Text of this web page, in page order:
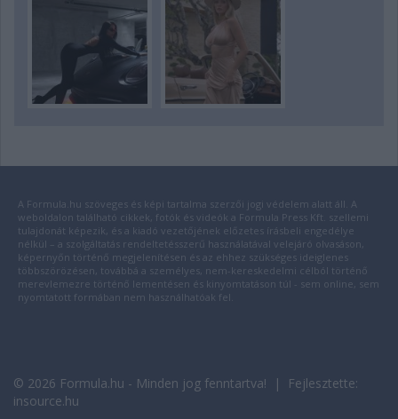
A Formula.hu szöveges és képi tartalma szerzői jogi védelem alatt áll. A
weboldalon található cikkek, fotók és videók a Formula Press Kft. szellemi
tulajdonát képezik, és a kiadó vezetőjének előzetes írásbeli engedélye
nélkül – a szolgáltatás rendeltetésszerű használatával velejáró olvasáson,
képernyőn történő megjelenítésen és az ehhez szükséges ideiglenes
többszörözésen, továbbá a személyes, nem-kereskedelmi célból történő
merevlemezre történő lementésen és kinyomtatáson túl - sem online, sem
nyomtatott formában nem használhatóak fel.
© 2026 Formula.hu - Minden jog fenntartva! | Fejlesztette:
insource.hu